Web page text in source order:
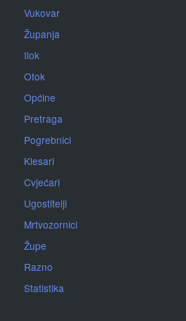
Vukovar
Županja
Ilok
Otok
Općine
Pretraga
Pogrebnici
Klesari
Cvjećari
Ugostitelji
Mrtvozornici
Župe
Razno
Statistika